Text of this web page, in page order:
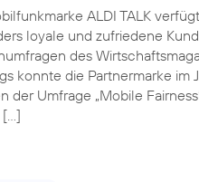
ALDI TALK
loyale und zufriedene
des
konnte die Partnermarke im
der Umfrage „Mobile
[…]